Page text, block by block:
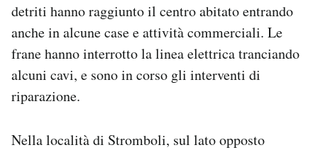
detriti hanno raggiunto il centro abitato entrando
anche in alcune case e attività commerciali. Le
frane hanno interrotto la linea elettrica tranciando
alcuni cavi, e sono in corso gli interventi di
riparazione.
Nella località di Stromboli, sul lato opposto